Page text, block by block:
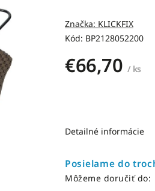
Kód: BP2128052200
Značka: KLICKFIX
€66,70 / ks
Posielame do
Môžeme doručiť do:
Detailné informácie